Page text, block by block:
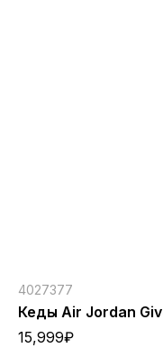
4027377
Кеды Air Jordan
15,999₽